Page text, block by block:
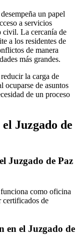
desempeña un papel
a servicios
civil. La cercanía de
a los residentes de
de manera
más grandes.
la carga de
ocuparse de asuntos
de un proceso
Juzgado de
Juzgado de Paz
funciona como oficina
certificados de
en el Juzgado de